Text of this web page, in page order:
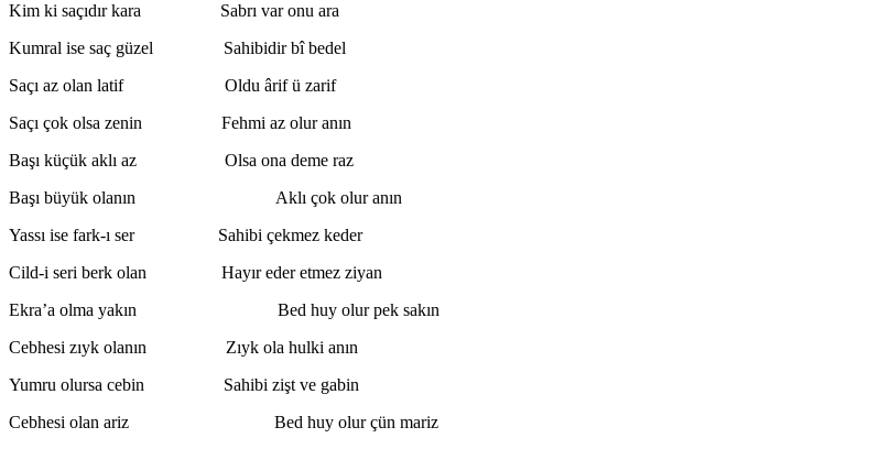
Kim ki saçıdır kara Sabrı var onu ara
Kumral ise saç güzel Sahibidir bî bedel
Saçı az olan latif Oldu ârif ü zarif
Saçı çok olsa zenin Fehmi az olur anın
Başı küçük aklı az Olsa ona deme raz
Başı büyük olanın Aklı çok olur anın
Yassı ise fark-ı ser Sahibi çekmez keder
Cild-i seri berk olan Hayır eder etmez ziyan
Ekra’a olma yakın Bed huy olur pek sakın
Cebhesi zıyk olanın Zıyk ola hulki anın
Yumru olursa cebin Sahibi zişt ve gabin
Cebhesi olan ariz Bed huy olur çün mariz